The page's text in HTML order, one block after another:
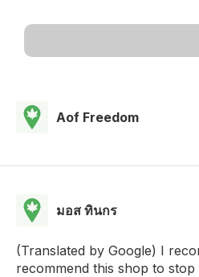
Aof Freedom
มอส ทินกร
(Translated by Google) I
recommend this shop to